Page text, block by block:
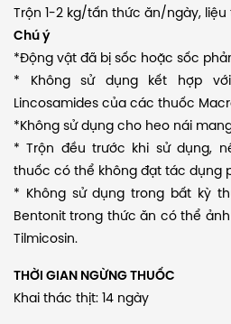
Trộn 1-2 kg/tấn thức ăn/ngày, liệu
Chú ý
*Động vật đã bị sốc hoặc sốc
* Không sử dụng kết hợp
Lincosamides của các thuốc
*Không sử dụng cho heo nái
* Trộn đều trước khi sử dụng,
thuốc có thể không đạt tác dụng
* Không sử dụng trong bất kỳ
Bentonit trong thức ăn có thể
Tilmicosin.
THỜI GIAN NGỪNG THUỐC
Khai thác thịt: 14 ngày